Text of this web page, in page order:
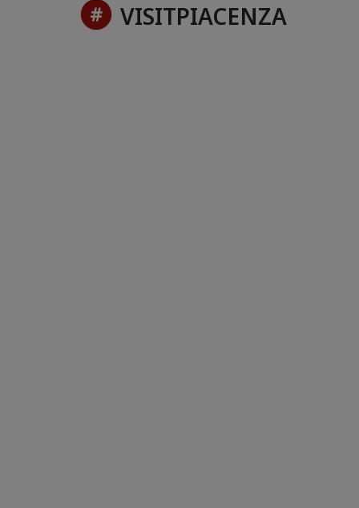
VISITPIACENZA